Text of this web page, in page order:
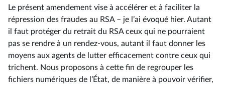
Le présent amendement vise à accélérer et à faciliter la
répression des fraudes au RSA –⁠ je l’ai évoqué hier. Autant
il faut protéger du retrait du RSA ceux qui ne pourraient
pas se rendre à un rendez-vous, autant il faut donner les
moyens aux agents de lutter efficacement contre ceux qui
trichent. Nous proposons à cette fin de regrouper les
fichiers numériques de l’État, de manière à pouvoir vérifier,